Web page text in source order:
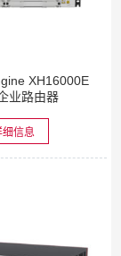
XH16000E
业路由器
细信息